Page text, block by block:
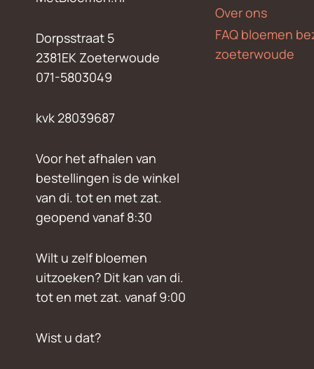
Dorpsstraat 5
2381EK Zoeterwoude
071-5803049
kvk 28039687
Voor het afhalen van
bestellingen is de winkel
van di. tot en met zat.
geopend vanaf 8:30
Wilt u zelf bloemen
uitzoeken? Dit kan van di.
tot en met zat. vanaf 9:00
Wist u dat?
Over ons
FAQ bloemen
zoeterwoude